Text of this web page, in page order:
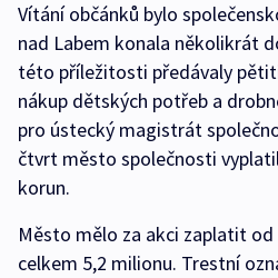
Vítání občánků bylo
nad Labem konala několikrát
této příležitosti předávaly
nákup dětských potřeb a
pro ústecký magistrát
čtvrt město společnosti
korun.
Město mělo za akci zaplatit
celkem 5,2 milionu. Trestní